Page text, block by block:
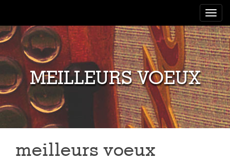
Toggle
MEILLEURS VOEUX
meilleurs voeux